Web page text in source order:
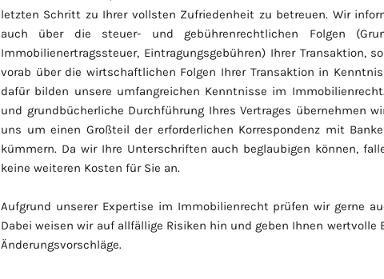
letzten Schritt zu Ihrer vollsten Zufriedenheit zu betreuen. Wir
auch über die steuer- und gebührenrechtlichen Folgen
Immobilienertragssteuer, Eintragungsgebühren) Ihrer Transaktion,
vorab über die wirtschaftlichen Folgen Ihrer Transaktion in
dafür bilden unsere umfangreichen Kenntnisse im
und grundbücherliche Durchführung Ihres Vertrages übernehmen
uns um einen Großteil der erforderlichen Korrespondenz mit
kümmern. Da wir Ihre Unterschriften auch beglaubigen können,
keine weiteren Kosten für Sie an.
Aufgrund unserer Expertise im Immobilienrecht prüfen wir gerne
Dabei weisen wir auf allfällige Risiken hin und geben Ihnen wertvolle
Änderungsvorschläge.